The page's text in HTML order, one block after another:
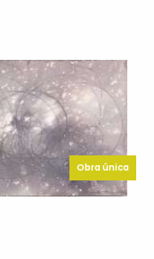
Obra única